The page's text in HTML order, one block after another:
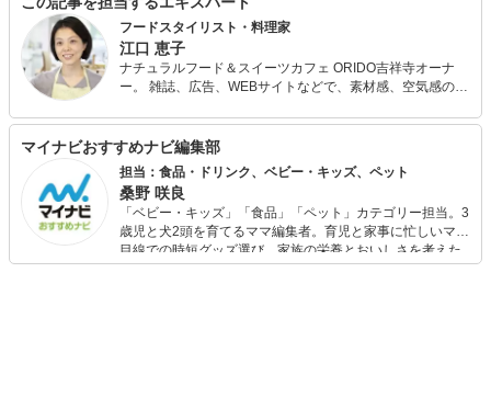
フードスタイリスト・料理家
江口 恵子
ナチュラルフード＆スイーツカフェ ORIDO吉祥寺オーナ
ー。 雑誌、広告、WEBサイトなどで、素材感、空気感のあ
料理教室、ケータリング、カフェとあらゆるシチュエーシ
ョンで野菜たっぷりのおいしくて体に優しい料理を伝える
べく活動中。
マイナビおすすめナビ編集部
担当：食品・ドリンク、ベビー・キッズ、ペット
桑野 咲良
「ベビー・キッズ」「食品」「ペット」カテゴリー担当。3
歳児と犬2頭を育てるママ編集者。育児と家事に忙しいママ
目線での時短グッズ選び、家族の栄養とおいしさを考えた
食品選び、束の間のリラックスタイムを楽しむためのスイ